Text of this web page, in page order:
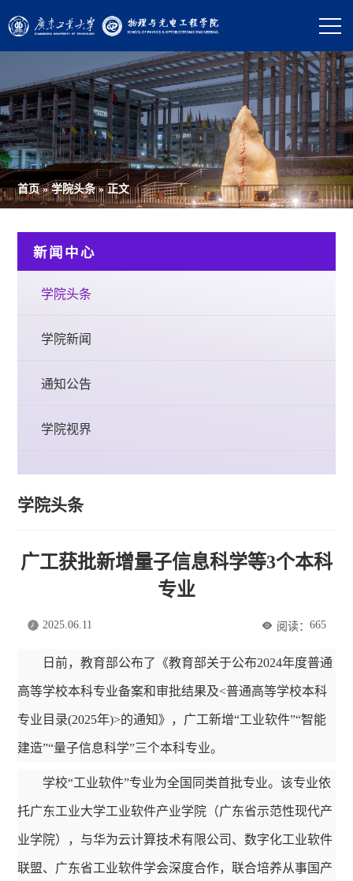
首页»学院头条» 正文
新闻中心
学院头条
学院新闻
通知公告
学院视界
学院头条
广工获批新增量子信息科学等3个本科
专业
2025.06.11 阅读： 665
日前，教育部公布了《教育部关于公布2024年度普通
高等学校本科专业备案和审批结果及<普通高等学校本科
专业目录(2025年)>的通知》，广工新增“工业软件”“智能
建造”“量子信息科学”三个本科专业。
学校“工业软件”专业为全国同类首批专业。该专业依
托广东工业大学工业软件产业学院（广东省示范性现代产
业学院），与华为云计算技术有限公司、数字化工业软件
联盟、广东省工业软件学会深度合作，联合培养从事国产